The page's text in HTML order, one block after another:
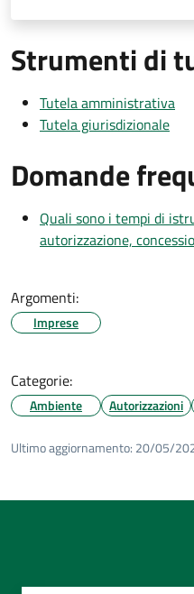
Strumenti di
Tutela amministrativa
Tutela giurisdizionale
Domande
Quali sono i tempi di
autorizzazione,
Argomenti:
Imprese
Categorie:
Ambiente Autorizzazioni
Ultimo aggiornamento: 20/05/